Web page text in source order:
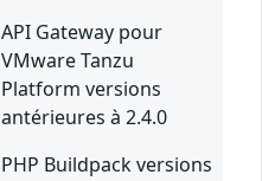
API Gateway pour
VMware Tanzu
Platform versions
antérieures à 2.4.0
PHP Buildpack versions